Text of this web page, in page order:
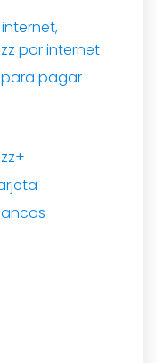
por internet
pagar